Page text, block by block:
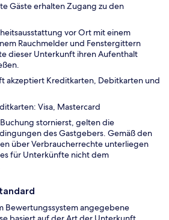
Gäste erhalten Zugang zu den
vor Ort mit einem
Rauchmelder und Fenstergittern
dieser Unterkunft ihren Aufenthalt
akzeptiert Kreditkarten, Debitkarten und
Visa, Mastercard
stornierst, gelten die
des Gastgebers. Gemäß den
über Verbraucherrechte unterliegen
für Unterkünfte nicht dem
Bewertungssystem angegebene